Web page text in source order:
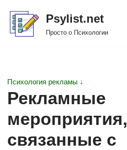
Перейти
Psylist.net
Просто о Психологии
Психология рекламы ↓
Рекламные
мероприятия,
связанные с